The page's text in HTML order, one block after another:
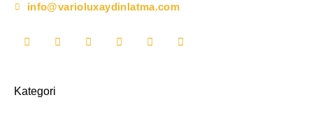
info@varioluxaydinlatma.com
Kategori